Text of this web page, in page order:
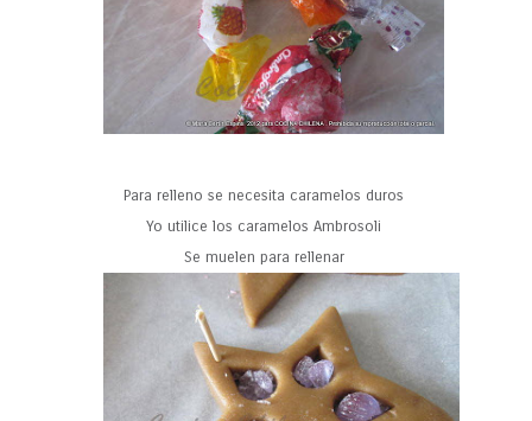
Para relleno se necesita caramelos duros
Yo utilice los caramelos Ambrosoli
Se muelen para rellenar